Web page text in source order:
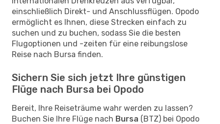
einschließlich Direkt- und Anschlussflügen. Opodo
ermöglicht es Ihnen, diese Strecken einfach zu
suchen und zu buchen, sodass Sie die besten
Flugoptionen und -zeiten für eine reibungslose
Reise nach Bursa finden.
Sichern Sie sich jetzt Ihre günstigen
Flüge nach Bursa bei Opodo
Bereit, Ihre Reiseträume wahr werden zu lassen?
Buchen Sie Ihre Flüge nach Bursa (BTZ) bei Opodo